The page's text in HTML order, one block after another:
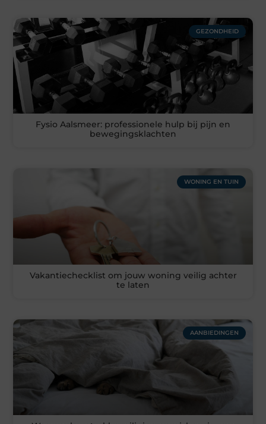
GEZONDHEID
Fysio Aalsmeer: professionele hulp bij pijn en
bewegingsklachten
WONING EN TUIN
Vakantiechecklist om jouw woning veilig achter
te laten
AANBIEDINGEN